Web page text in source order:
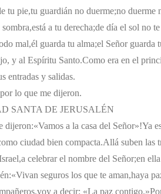
tu pie,tu guardián no duerme;no duerme
está a tu derecha;de día el sol no
mal,él guarda tu alma;el Señor guarda
y al Espíritu Santo.Como era en el
entradas y salidas.
lo que me dijeron.
SANTA DE JERUSALÉN
dijeron:«Vamos a la casa del Señor»!Ya
ciudad bien compacta.Allá suben las
a celebrar el nombre del Señor;en
«Vivan seguros los que te aman,haya
voy a decir: «La paz contigo.»